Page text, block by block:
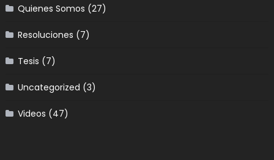
Quienes Somos (27)
Resoluciones (7)
Tesis (7)
Uncategorized (3)
Videos (47)